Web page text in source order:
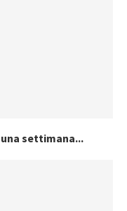
settimana...